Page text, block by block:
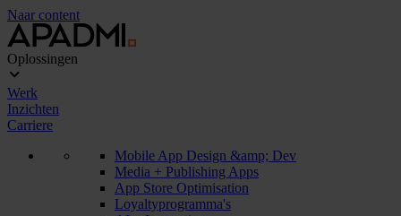
Naar content
Oplossingen
Werk
Inzichten
Carriere
Mobile App Design &amp; Dev
Media + Publishing Apps
App Store Optimisation
Loyaltyprogramma's